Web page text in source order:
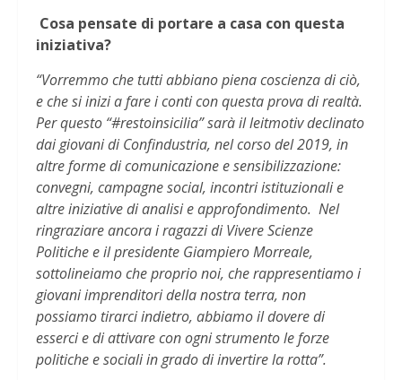
Cosa pensate di portare a casa con questa
iniziativa?
“Vorremmo che tutti abbiano piena coscienza di ciò,
e che si inizi a fare i conti con questa prova di realtà.
Per questo “#restoinsicilia” sarà il leitmotiv declinato
dai giovani di Confindustria, nel corso del 2019, in
altre forme di comunicazione e sensibilizzazione:
convegni, campagne social, incontri istituzionali e
altre iniziative di analisi e approfondimento. Nel
ringraziare ancora i ragazzi di Vivere Scienze
Politiche e il presidente Giampiero Morreale,
sottolineiamo che proprio noi, che rappresentiamo i
giovani imprenditori della nostra terra, non
possiamo tirarci indietro, abbiamo il dovere di
esserci e di attivare con ogni strumento le forze
politiche e sociali in grado di invertire la rotta”.